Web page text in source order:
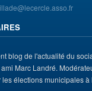
blog de l'actualité du
Marc Landré.
élections municipales à